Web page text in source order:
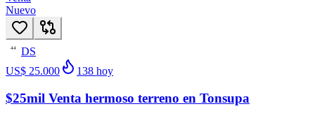
Nuevo
44
DS
US$ 25.000
138 hoy
$25mil Venta hermoso terreno en Tonsupa